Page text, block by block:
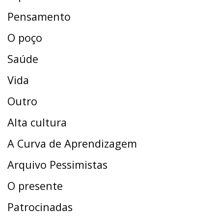
Pensamento
O poço
Saúde
Vida
Outro
Alta cultura
A Curva de Aprendizagem
Arquivo Pessimistas
O presente
Patrocinadas